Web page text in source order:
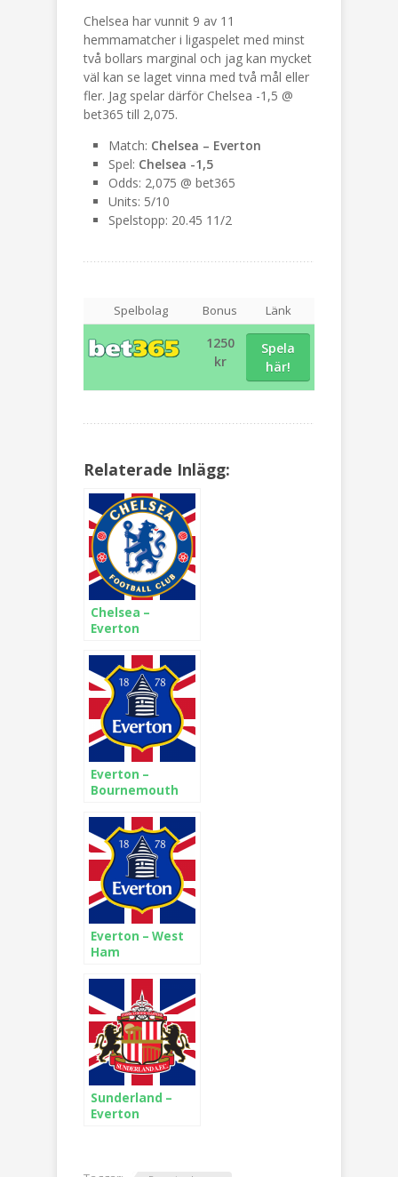
Chelsea har vunnit 9 av 11
hemmamatcher i ligaspelet med minst
två bollars marginal och jag kan mycket
väl kan se laget vinna med två mål eller
fler. Jag spelar därför Chelsea -1,5 @
bet365 till 2,075.
Match: Chelsea – Everton
Spel: Chelsea -1,5
Odds: 2,075 @ bet365
Units: 5/10
Spelstopp: 20.45 11/2
Spelbolag Bonus Länk
1250
kr
Spela
här!
Relaterade Inlägg:
Chelsea –
Everton
Everton –
Bournemouth
Everton – West
Ham
Sunderland –
Everton